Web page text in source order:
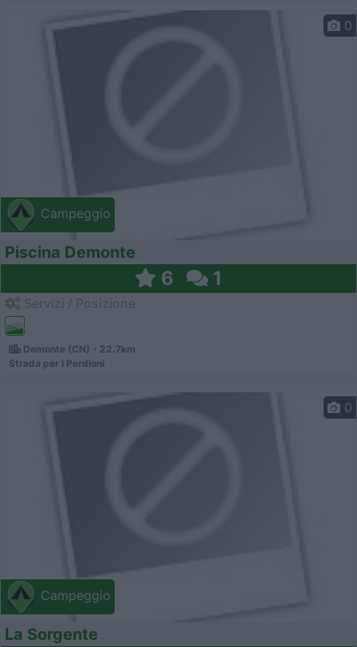
Campeggio
0
Piscina Demonte
6 1
Demonte (CN) - 22.7km
Strada per i Perdioni
Campeggio
0
La Sorgente